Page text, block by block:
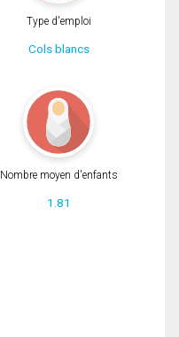
Type d'emploi
Cols blancs
Nombre moyen d'enfants
1.81